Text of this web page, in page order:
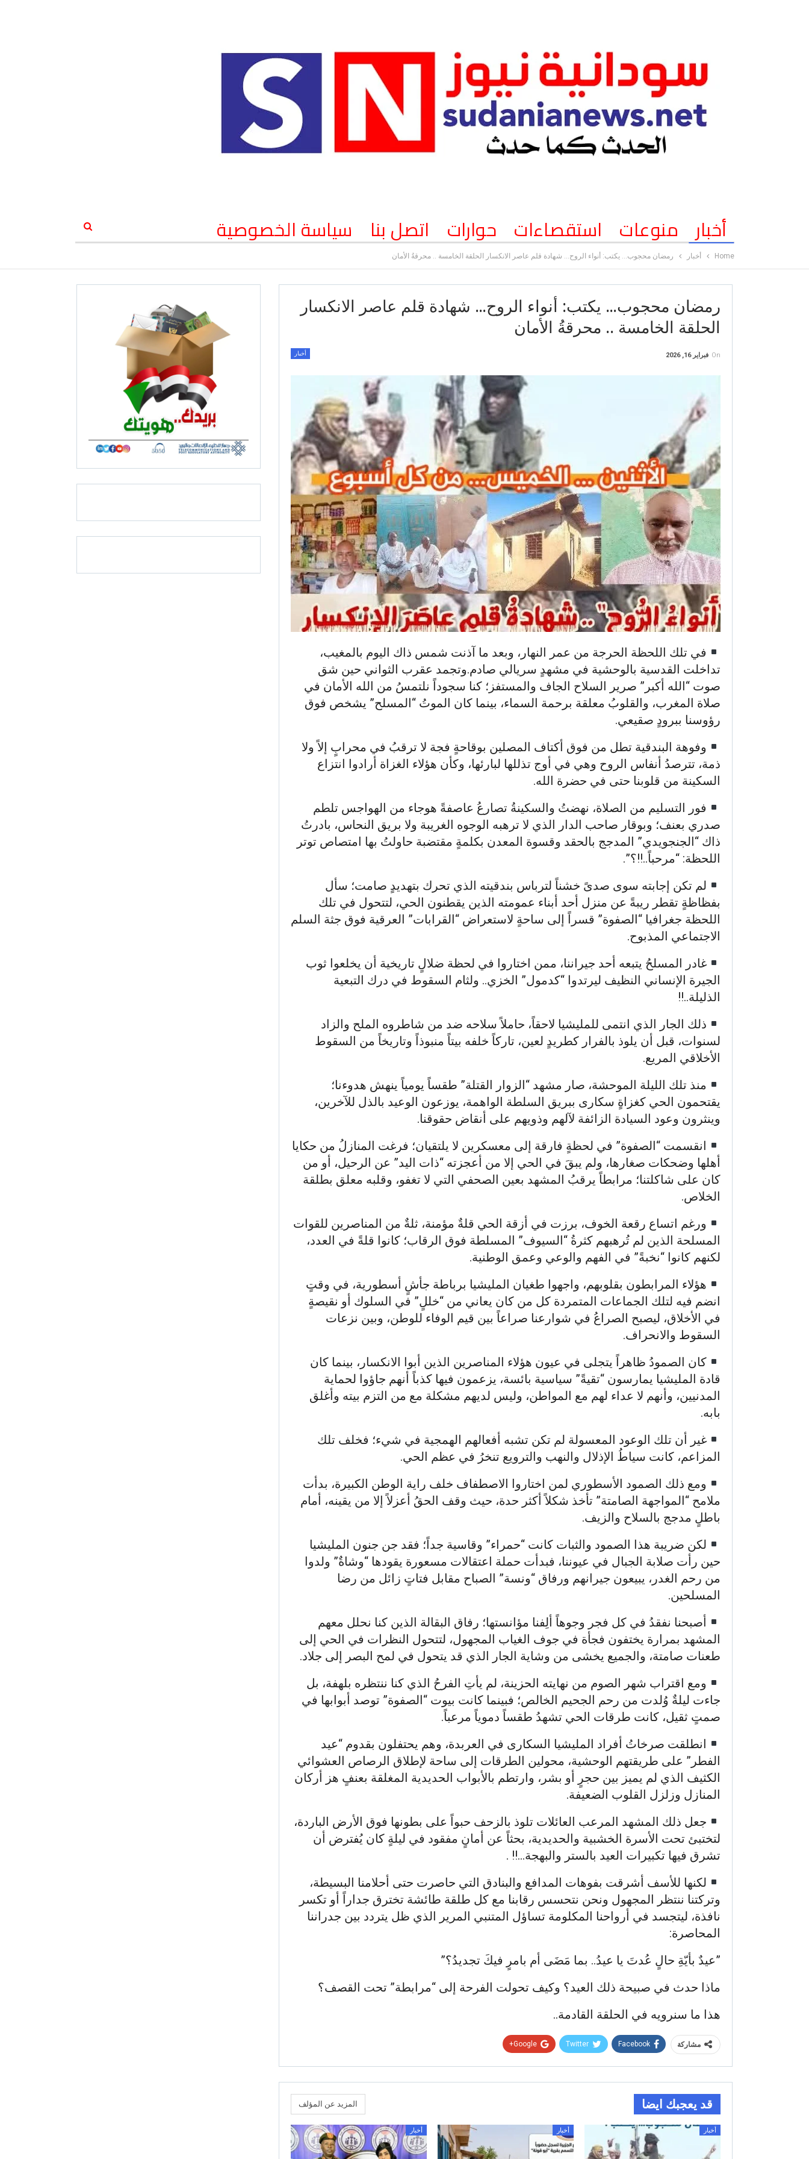
أخبار منوعات استقصاءات حوارات اتصل بنا سياسة الخصوصية
Home أخبار رمضان محجوب… يكتب: ​أنواء الروح… شهادة قلم عاصر الانكسار ​الحلقة الخامسة .. محرقةُ الأمان
رمضان محجوب… يكتب: ​أنواء الروح… شهادة قلم عاصر الانكسار ​
الحلقة الخامسة .. محرقةُ الأمان
أخبار On فبراير 16, 2026
في تلك اللحظة الحرجة من عمر النهار، وبعد ما آذنت شمس ذاك اليوم بالمغيب،
تداخلت القدسية بالوحشية في مشهدٍ سريالي صادم.وتجمد عقرب الثواني حين شق
صوت “الله أكبر” صرير السلاح الجاف والمستفز؛ كنا سجوداً نلتمسُ من الله الأمان في
صلاة المغرب، والقلوبُ معلقة برحمة السماء، بينما كان الموتُ “المسلح” يشخص فوق
رؤوسنا ببرودٍ صقيعي.
وفوهة البندقية تطل من فوق أكتاف المصلين بوقاحةٍ فجة لا ترقبُ في محرابٍ إلاً ولا
ذمة، تترصدُ أنفاس الروح وهي في أوج تذللها لبارئها، وكأن هؤلاء الغزاة أرادوا انتزاع
السكينة من قلوبنا حتى في حضرة الله.
فور التسليم من الصلاة، نهضتُ والسكينةُ تصارعُ عاصفةً هوجاء من الهواجس تلطم
صدري بعنف؛ وبوقار صاحب الدار الذي لا ترهبه الوجوه الغريبة ولا بريق النحاس، بادرتُ
ذاك “الجنجويدي” المدجج بالحقد وقسوة المعدن بكلمةٍ مقتضبة حاولتُ بها امتصاص توتر
اللحظة: “مرحباً..!!؟”.
لم تكن إجابته سوى صدىً خشناً لترباس بندقيته الذي تحرك بتهديدٍ صامت؛ سأل
بفظاظةٍ تقطر ريبةً عن منزل أحد أبناء عمومته الذين يقطنون الحي، لتتحول في تلك
اللحظة جغرافيا “الصفوة” قسراً إلى ساحةٍ لاستعراض “القرابات” العرقية فوق جثة السلم
الاجتماعي المذبوح.
غادر المسلحُ يتبعه أحد جيراننا، ممن اختاروا في لحظة ضلالٍ تاريخية أن يخلعوا ثوب
الجيرة الإنساني النظيف ليرتدوا “كدمول” الخزي.. ولثام السقوط في درك التبعية
الذليلة..!!
ذلك الجار الذي انتمى للمليشيا لاحقاً، حاملاً سلاحه ضد من شاطروه الملح والزاد
لسنوات، قبل أن يلوذ بالفرار كطريدٍ لعين، تاركاً خلفه بيتاً منبوذاً وتاريخاً من السقوط
الأخلاقي المريع.
منذ تلك الليلة الموحشة، صار مشهد “الزوار القتلة” طقساً يومياً ينهش هدوءنا؛
يقتحمون الحي كغزاةٍ سكارى ببريق السلطة الواهمة، يوزعون الوعيد بالذل للآخرين،
وينثرون وعود السيادة الزائفة لآلهم وذويهم على أنقاض حقوقنا.
انقسمت “الصفوة” في لحظةٍ فارقة إلى معسكرين لا يلتقيان؛ فرغت المنازلُ من حكايا
أهلها وضحكات صغارها، ولم يبقَ في الحي إلا من أعجزته “ذات اليد” عن الرحيل، أو من
كان على شاكلتنا؛ مرابطاً يرقبُ المشهد بعين الصحفي التي لا تغفو، وقلبه معلق بطلقة
الخلاص.
ورغم اتساع رقعة الخوف، برزت في أزقة الحي قلةٌ مؤمنة، ثلةٌ من المناصرين للقوات
المسلحة الذين لم تُرهبهم كثرةُ “السيوف” المسلطة فوق الرقاب؛ كانوا قلةً في العدد،
لكنهم كانوا “نخبةً” في الفهم والوعي وعمق الوطنية.
هؤلاء المرابطون بقلوبهم، واجهوا طغيان المليشيا برباطة جأشٍ أسطورية، في وقتٍ
انضم فيه لتلك الجماعات المتمردة كل من كان يعاني من “خللٍ” في السلوك أو نقيصةٍ
في الأخلاق، ليصبح الصراعُ في شوارعنا صراعاً بين قيم الوفاء للوطن، وبين نزعات
السقوط والانحراف.
كان الصمودُ ظاهراً يتجلى في عيون هؤلاء المناصرين الذين أبوا الانكسار، بينما كان
قادة المليشيا يمارسون “تقيةً” سياسية بائسة، يزعمون فيها كذباً أنهم جاؤوا لحماية
المدنيين، وأنهم لا عداء لهم مع المواطن، وليس لديهم مشكلة مع من التزم بيته وأغلق
بابه.
غير أن تلك الوعود المعسولة لم تكن تشبه أفعالهم الهمجية في شيء؛ فخلف تلك
المزاعم، كانت سياطُ الإذلال والنهب والترويع تنخرُ في عظم الحي.
ومع ذلك الصمود الأسطوري لمن اختاروا الاصطفاف خلف راية الوطن الكبيرة، بدأت
ملامح “المواجهة الصامتة” تأخذ شكلاً أكثر حدة، حيث وقف الحقُ أعزلاً إلا من يقينه، أمام
باطلٍ مدجج بالسلاح والزيف.
لكن ضريبة هذا الصمود والثبات كانت “حمراء” وقاسية جداً؛ فقد جن جنون المليشيا
حين رأت صلابة الجبال في عيوننا، فبدأت حملة اعتقالات مسعورة يقودها “وشاةٌ” ولدوا
من رحم الغدر، يبيعون جيرانهم ورفاق “ونسة” الصباح مقابل فتاتٍ زائل من رضا
المسلحين.
أصبحنا نفقدُ في كل فجر وجوهاً ألِفنا مؤانستها؛ رفاق البقالة الذين كنا نحلل معهم
المشهد بمرارة يختفون فجأة في جوف الغياب المجهول، لتتحول النظرات في الحي إلى
طعنات صامتة، والجميع يخشى من وشاية الجار الذي قد يتحول في لمح البصر إلى جلاد.
ومع اقتراب شهر الصوم من نهايته الحزينة، لم يأتِ الفرحُ الذي كنا ننتظره بلهفة، بل
جاءت ليلةٌ وُلدت من رحم الجحيم الخالص؛ فبينما كانت بيوت “الصفوة” توصد أبوابها في
صمتٍ ثقيل، كانت طرقات الحي تشهدُ طقساً دموياً مرعباً.
انطلقت صرخاتُ أفراد المليشيا السكارى في العربدة، وهم يحتفلون بقدوم “عيد
الفطر” على طريقتهم الوحشية، محولين الطرقات إلى ساحة لإطلاق الرصاص العشوائي
الكثيف الذي لم يميز بين حجرٍ أو بشر، وارتطم بالأبواب الحديدية المغلقة بعنفٍ هز أركان
المنازل وزلزل القلوب الضعيفة.
جعل ذلك المشهد المرعب العائلات تلوذ بالزحف حبواً على بطونها فوق الأرض الباردة،
لتختبئ تحت الأسرة الخشبية والحديدية، بحثاً عن أمانٍ مفقود في ليلةٍ كان يُفترض أن
تشرق فيها تكبيرات العيد بالستر والبهجة…!! .
لكنها للأسف أشرقت بفوهات المدافع والبنادق التي حاصرت حتى أحلامنا البسيطة،
وتركتنا ننتظر المجهول ونحن نتحسس رقابنا مع كل طلقة طائشة تخترق جداراً أو تكسر
نافذة، ليتجسد في أرواحنا المكلومة تساؤل المتنبي المرير الذي ظل يتردد بين جدراننا
المحاصرة:
​”عيدٌ بأيّةِ حالٍ عُدتَ يا عيدُ.. بما مَضَى أم بامرٍ فيكَ تجديدُ؟”
​ماذا حدث في صبيحة ذلك العيد؟ وكيف تحولت الفرحة إلى “مرابطة” تحت القصف؟
هذا ما سنرويه في الحلقة القادمة..
مشاركة Facebook
Twitter
Google+
قد يعجبك ايضا المزيد عن المؤلف
أخبار أخبار أخبار